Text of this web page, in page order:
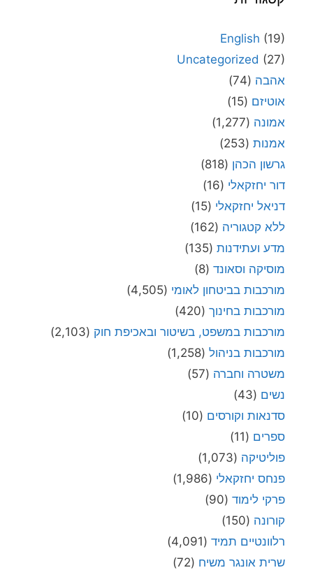
English (19)
Uncategorized (27)
אהבה (74)
אוטיזם (15)
אמונה (1,277)
אמנות (253)
גרשון הכהן (818)
דור יחזקאלי (16)
דניאל יחזקאלי (15)
ללא קטגוריה (162)
מדע ועתידנות (135)
מוסיקה וסאונד (8)
מורכבות בביטחון לאומי (4,505)
מורכבות בחינוך (420)
מורכבות במשפט, בשיטור ובאכיפת חוק (2,103)
מורכבות בניהול (1,258)
משטרה וחברה (57)
נשים (43)
סדנאות וקורסים (10)
ספרים (11)
פוליטיקה (1,073)
פנחס יחזקאלי (1,986)
פרקי לימוד (90)
קורונה (150)
רלוונטיים תמיד (4,091)
שרית אונגר משיח (72)